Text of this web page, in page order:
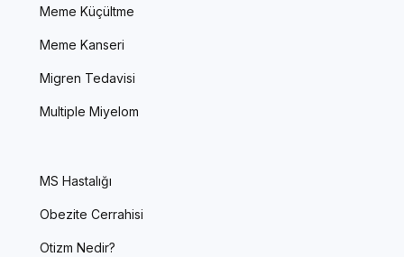
Meme Küçültme
Meme Kanseri
Migren Tedavisi
Multiple Miyelom
MS Hastalığı
Obezite Cerrahisi
Otizm Nedir?